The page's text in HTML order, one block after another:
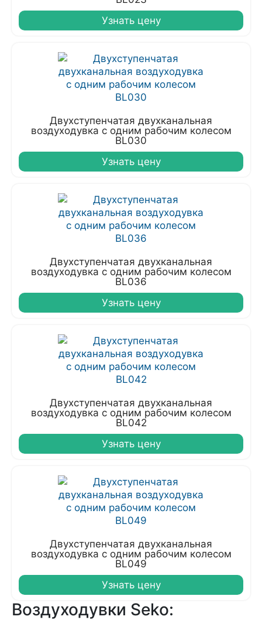
Узнать цену
Двухступенчатая двухканальная
воздуходувка с одним рабочим колесом
BL030
Узнать цену
Двухступенчатая двухканальная
воздуходувка с одним рабочим колесом
BL036
Узнать цену
Двухступенчатая двухканальная
воздуходувка с одним рабочим колесом
BL042
Узнать цену
Двухступенчатая двухканальная
воздуходувка с одним рабочим колесом
BL049
Узнать цену
Воздуходувки Seko: